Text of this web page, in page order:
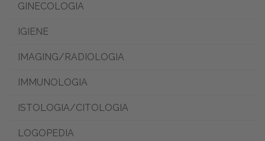
GINECOLOGIA
IGIENE
IMAGING/RADIOLOGIA
IMMUNOLOGIA
ISTOLOGIA/CITOLOGIA
LOGOPEDIA